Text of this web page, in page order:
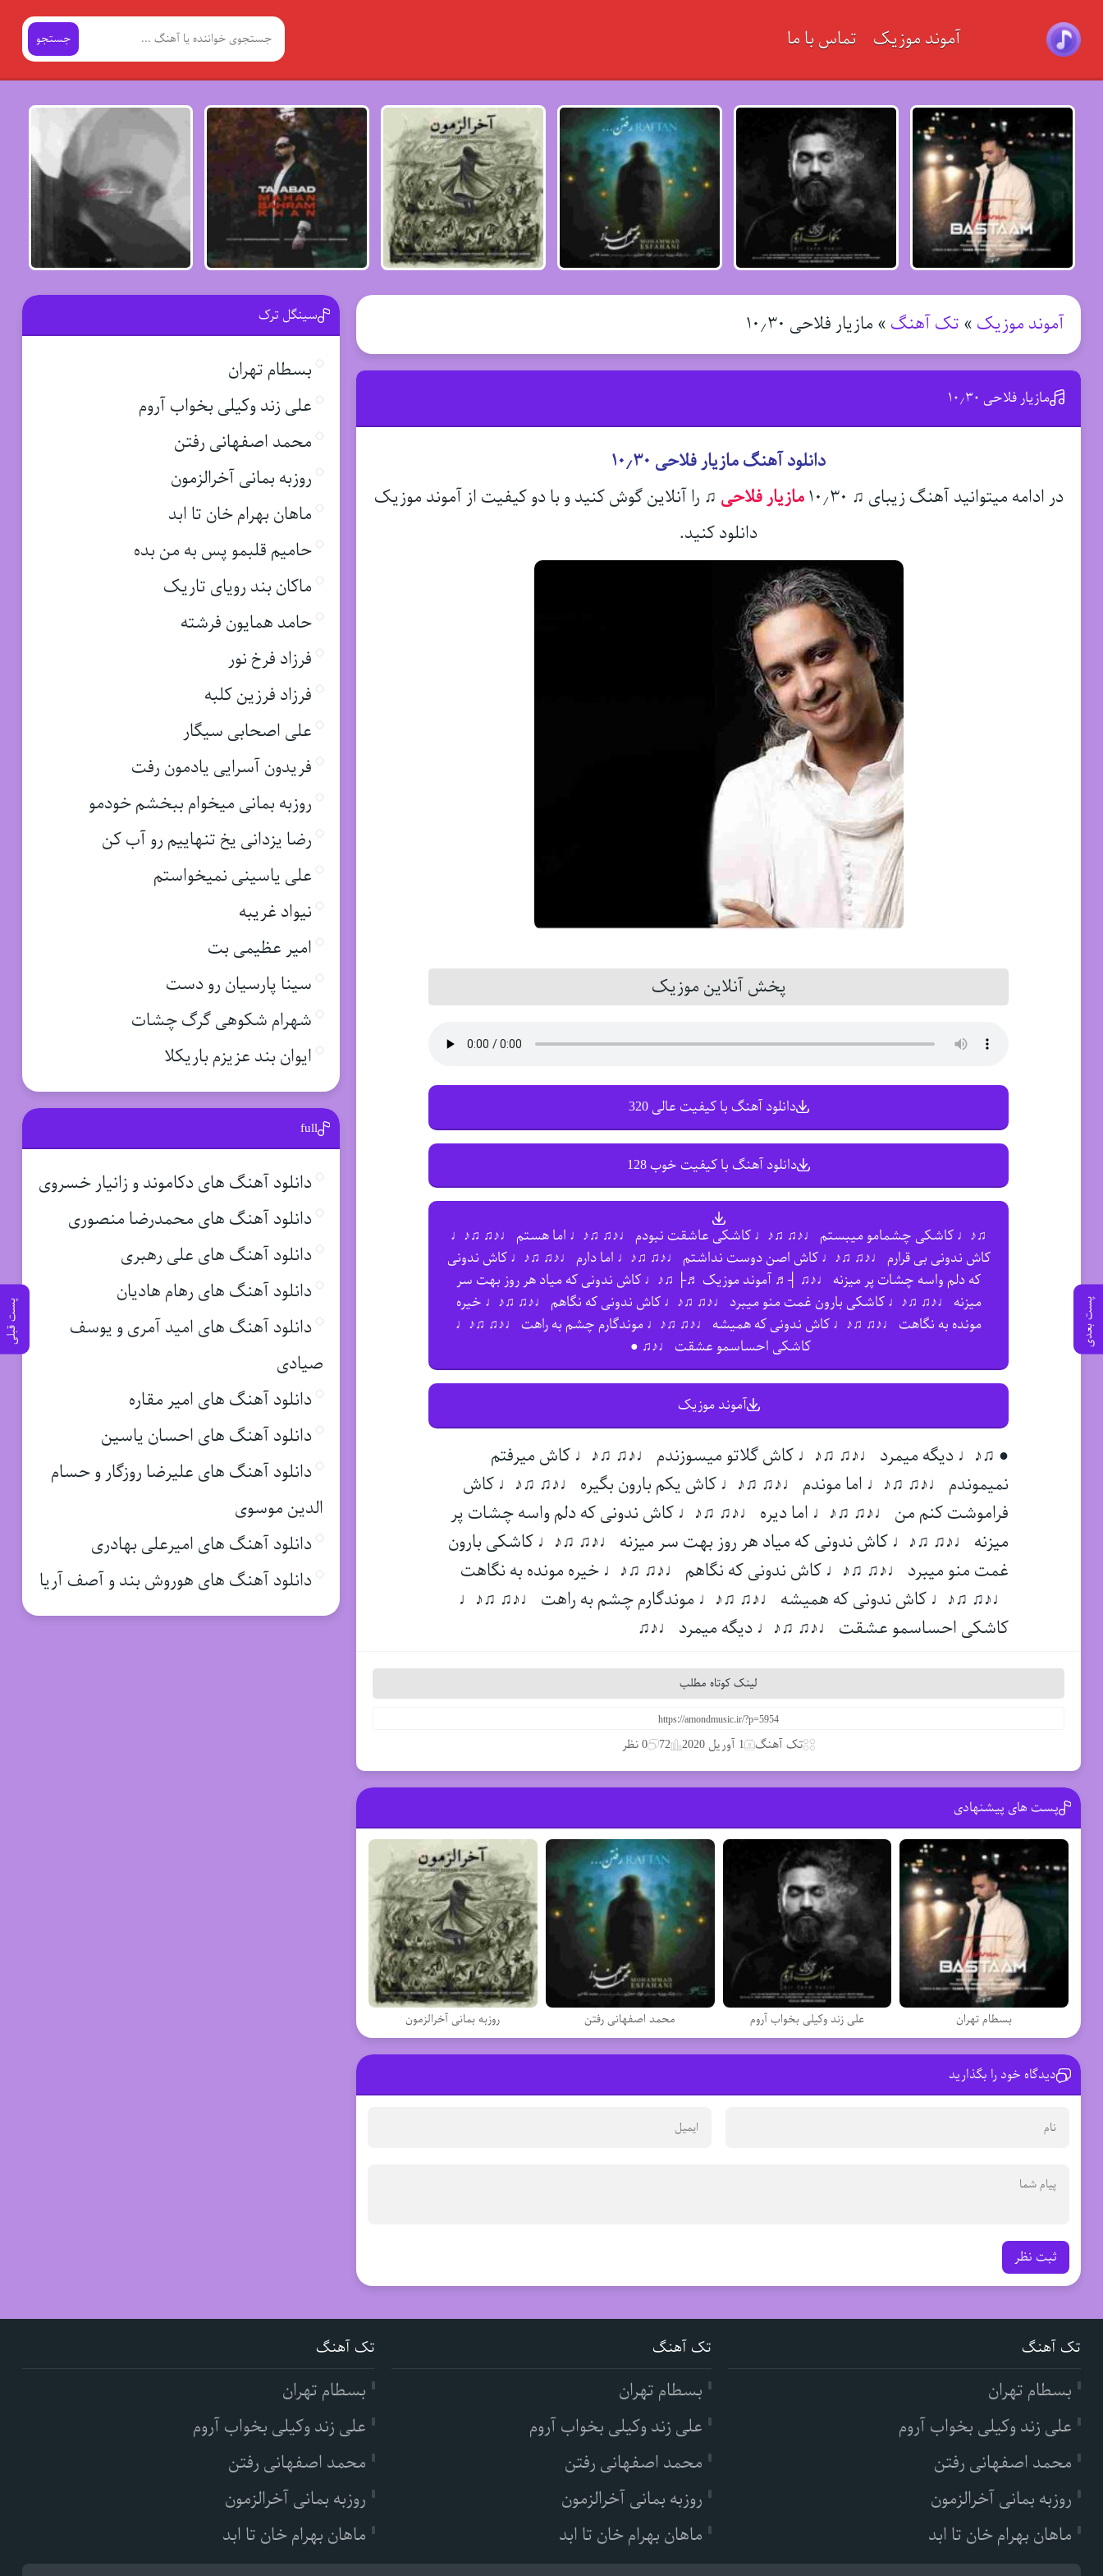
آموند موزیک تماس با ما جستجو
آموند موزیک » تک آهنگ » مازیار فلاحی ۱۰٫۳۰
پست بعدی پست قبلی
مازیار فلاحی ۱۰٫۳۰
دانلود آهنگ مازیار فلاحی ۱۰٫۳۰
در ادامه میتوانید آهنگ زیبای ♫ ۱۰٫۳۰
مازیار فلاحی ♫ را آنلاین گوش کنید و با دو کیفیت از آموند موزیک
دانلود کنید.
پخش آنلاین موزیک
دانلود آهنگ با کیفیت عالی 320
دانلود آهنگ با کیفیت خوب 128
♫♪♩ کاشکی چشمامو میبستم ♩♪♫ ♫♪♩ کاشکی عاشقت نبودم ♩♪♫ ♫♪♩ اما هستم ♩♪♫ ♫♪♩
کاش ندونی بی قرارم ♩♪♫ ♫♪♩ کاش اصن دوست نداشتم ♩♪♫ ♫♪♩ اما دارم ♩♪♫ ♫♪♩ کاش ندونی
که دلم واسه چشات پر میزنه ♩♪♫ ┤♬ آموند موزیک ♬├ ♫♪♩ کاش ندونی که میاد هر روز بهت سر
میزنه ♩♪♫ ♫♪♩ کاشکی بارون غمت منو میبرد ♩♪♫ ♫♪♩ کاش ندونی که نگاهم ♩♪♫ ♫♪♩ خیره
مونده به نگاهت ♩♪♫ ♫♪♩ کاش ندونی که همیشه ♩♪♫ ♫♪♩ موندگارم چشم به راهت ♩♪♫ ♫♪♩
کاشکی احساسمو عشقت ♩♪♫ ●
آموند موزیک
● ♫♪♩ دیگه میمرد ♩♪♫ ♫♪♩ کاش گلاتو میسوزندم ♩♪♫ ♫♪♩ کاش میرفتم
نمیموندم ♩♪♫ ♫♪♩ اما موندم ♩♪♫ ♫♪♩ کاش یکم بارون بگیره ♩♪♫ ♫♪♩ کاش
فراموشت کنم من ♩♪♫ ♫♪♩ اما دیره ♩♪♫ ♫♪♩ کاش ندونی که دلم واسه چشات پر
میزنه ♩♪♫ ♫♪♩ کاش ندونی که میاد هر روز بهت سر میزنه ♩♪♫ ♫♪♩ کاشکی بارون
غمت منو میبرد ♩♪♫ ♫♪♩ کاش ندونی که نگاهم ♩♪♫ ♫♪♩ خیره مونده به نگاهت
♩♪♫ ♫♪♩ کاش ندونی که همیشه ♩♪♫ ♫♪♩ موندگارم چشم به راهت ♩♪♫ ♫♪♩
کاشکی احساسمو عشقت ♩♪♫ ♫♪♩ دیگه میمرد ♩♪♫
لینک کوتاه مطلب
تک آهنگ 1 آوریل 2020 72 0 نظر
پست های پیشنهادی
بسطام تهران علی زند وکیلی بخواب آروم محمد اصفهانی رفتن روزبه بمانی آخرالزمون
دیدگاه خود را بگذارید
ثبت نظر
سینگل ترک
بسطام تهران
علی زند وکیلی بخواب آروم
محمد اصفهانی رفتن
روزبه بمانی آخرالزمون
ماهان بهرام خان تا ابد
حامیم قلبمو پس به من بده
ماکان بند رویای تاریک
حامد همایون فرشته
فرزاد فرخ نور
فرزاد فرزین کلبه
علی اصحابی سیگار
فریدون آسرایی یادمون رفت
روزبه بمانی میخوام ببخشم خودمو
رضا یزدانی یخ تنهاییم رو آب کن
علی یاسینی نمیخواستم
نیواد غریبه
امیر عظیمی بت
سینا پارسیان رو دست
شهرام شکوهی گرگ چشات
ایوان بند عزیزم باریکلا
full
دانلود آهنگ های دکاموند و زانیار خسروی
دانلود آهنگ های محمدرضا منصوری
دانلود آهنگ های علی رهبری
دانلود آهنگ های رهام هادیان
دانلود آهنگ های امید آمری و یوسف
صیادی
دانلود آهنگ های امیر مقاره
دانلود آهنگ های احسان یاسین
دانلود آهنگ های علیرضا روزگار و حسام
الدین موسوی
دانلود آهنگ های امیرعلی بهادری
دانلود آهنگ های هوروش بند و آصف آریا
تک آهنگ
بسطام تهران
علی زند وکیلی بخواب آروم
محمد اصفهانی رفتن
روزبه بمانی آخرالزمون
ماهان بهرام خان تا ابد
تک آهنگ
بسطام تهران
علی زند وکیلی بخواب آروم
محمد اصفهانی رفتن
روزبه بمانی آخرالزمون
ماهان بهرام خان تا ابد
تک آهنگ
بسطام تهران
علی زند وکیلی بخواب آروم
محمد اصفهانی رفتن
روزبه بمانی آخرالزمون
ماهان بهرام خان تا ابد